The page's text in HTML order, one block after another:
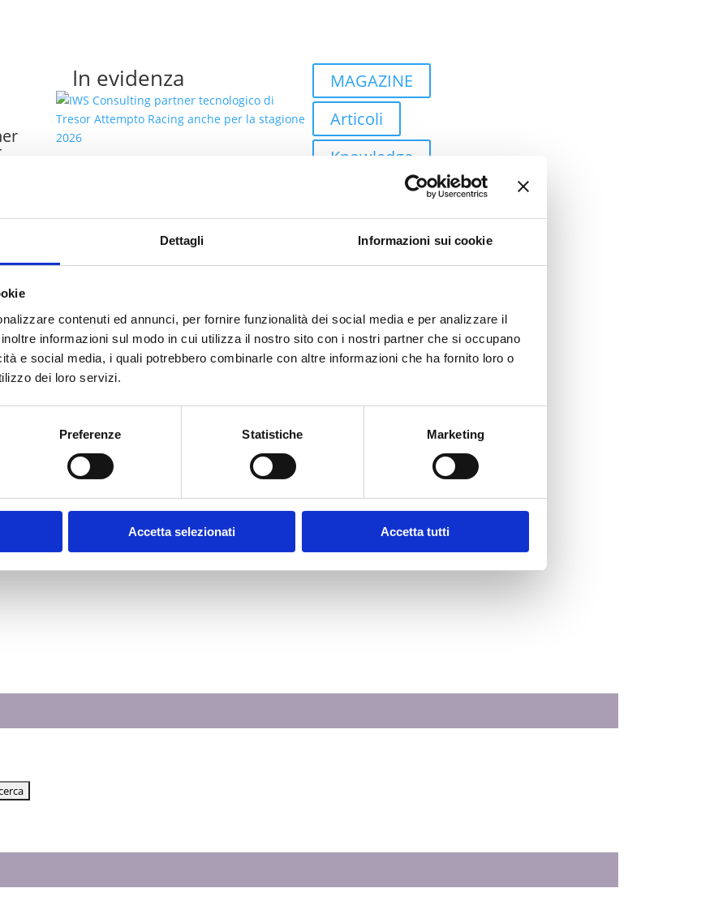
Dettagli Informazioni sui cookie
contenuti ed annunci, per fornire funzionalità dei social media e per analizzare il
informazioni sul modo in cui utilizza il nostro sito con i nostri partner che si occupano
e social media, i quali potrebbero combinarle con altre informazioni che ha fornito loro o
dei loro servizi.
Preferenze Statistiche Marketing
Accetta selezionati Accetta tutti
RDS
e
IT
In evidenza
Attempto Racing anche
per la stagione 2026
MAGAZINE
Articoli
Knowledge
Case Study
Robotic Process
Cloud
Rassegna Stampa
Comunicati Stampa